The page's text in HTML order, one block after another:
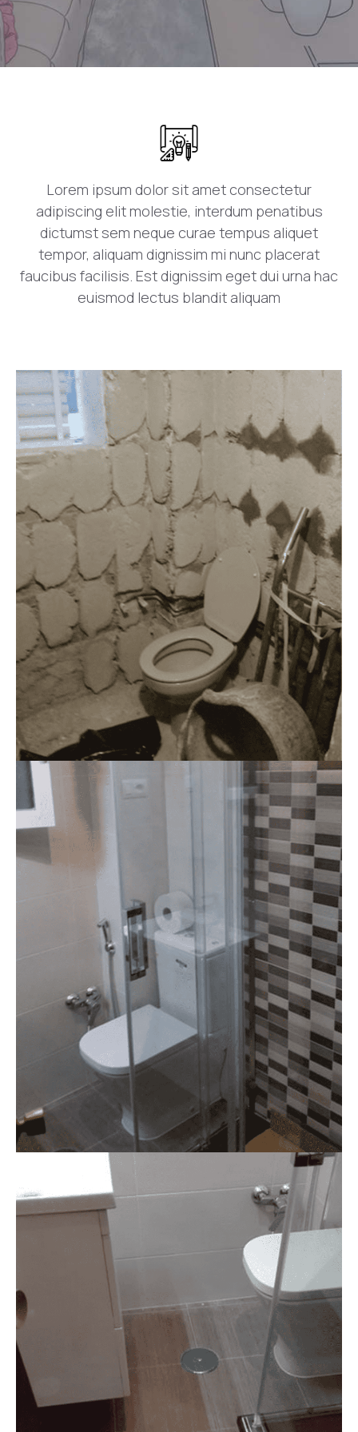
Lorem ipsum dolor sit amet consectetur
adipiscing elit molestie, interdum penatibus
dictumst sem neque curae tempus aliquet
tempor, aliquam dignissim mi nunc placerat
faucibus facilisis. Est dignissim eget dui urna hac
euismod lectus blandit aliquam